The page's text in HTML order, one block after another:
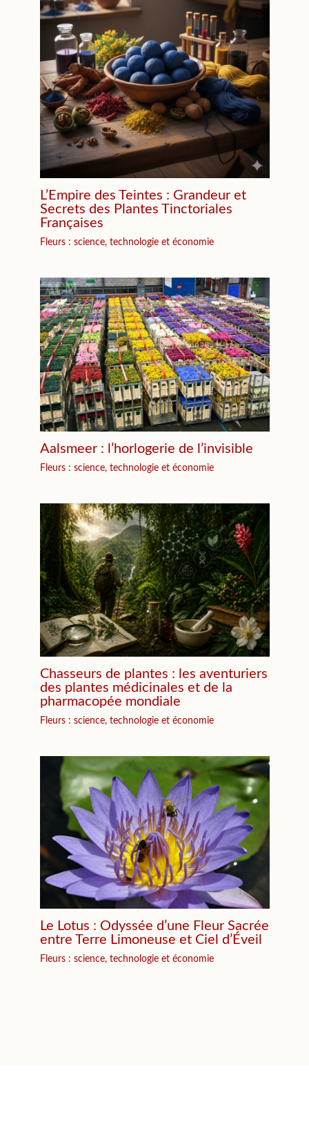
L’Empire des Teintes : Grandeur et
Secrets des Plantes Tinctoriales
Françaises
Fleurs : science, technologie et économie
Aalsmeer : l’horlogerie de l’invisible
Fleurs : science, technologie et économie
Chasseurs de plantes : les aventuriers
des plantes médicinales et de la
pharmacopée mondiale
Fleurs : science, technologie et économie
Le Lotus : Odyssée d’une Fleur Sacrée
entre Terre Limoneuse et Ciel d’Éveil
Fleurs : science, technologie et économie